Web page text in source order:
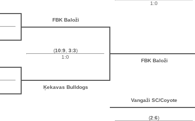
1:0
FBK Baloži
(10:9, 3:3)
1:0
FBK Baloži
Ķekavas Bulldogs
Vangaži SC/Coyote
(2:6)